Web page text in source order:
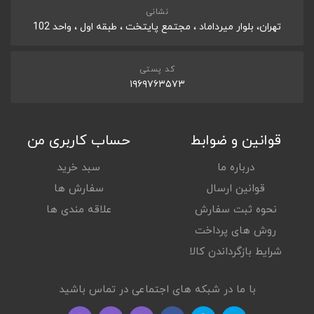
20Hz - 20,000Hz (44.1kHz Sampling) / 20Hz - 40,000Hz (LDAC
96kHz Sampling, 990kbps)
BLUETOOTH VERSION
EFFECTIVE RANGE
نشانی
تهران، بلوار میرداماد ، مجتمع پایتخت ، طبقه اول ، واحد 102
کد پستی
۱۹۶۹۷۶۳۵۷۳
قوانین و ضوابط
درباره ما
قوانین ارسال
نحوه ثبت سفارش
روش های پرداخت
شرایط بازگرداندن کالا
حساب کاربری من
سبد خرید
سفارش ها
علاقه مندی ها
با ما در شبکه های اجتماعی در تماس باشید